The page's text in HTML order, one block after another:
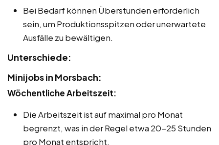
Bei Bedarf können Überstunden erforderlich
sein, um Produktionsspitzen oder unerwartete
Ausfälle zu bewältigen.
Unterschiede:
Minijobs in Morsbach:
Wöchentliche Arbeitszeit:
Die Arbeitszeit ist auf maximal pro Monat
begrenzt, was in der Regel etwa 20-25 Stunden
pro Monat entspricht.